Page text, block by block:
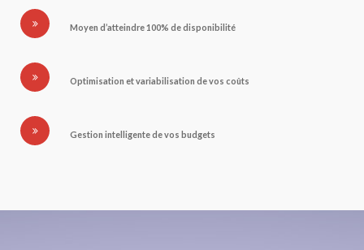
Moyen d’atteindre 100% de disponibilité
Optimisation et variabilisation de vos coûts
Gestion intelligente de vos budgets